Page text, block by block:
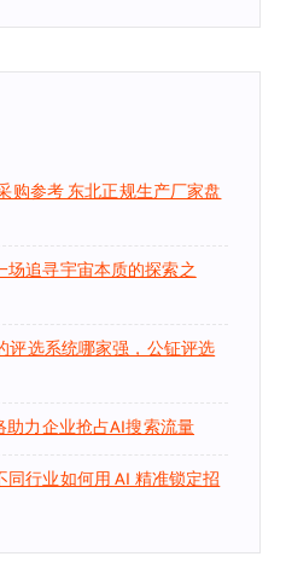
购参考 东北正规生产厂家盘
追寻宇宙本质的探索之
评选系统哪家强，公钲评选
助力企业抢占AI搜索流量
行业如何用 AI 精准锁定招